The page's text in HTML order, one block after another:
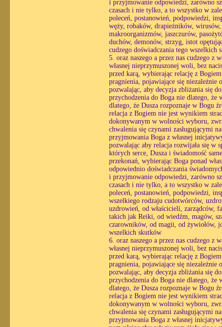
i przyjmowanie odpowiedzi, zarówno
czasach i nie tylko, a to wszystko w
poleceń, postanowień, podpowiedzi,
węży, robaków, drapieżników,
makroorganizmów, jaszczurów,
duchów, demonów, strzyg, istot
cudzego doświadczania tego wszelkich
5. oraz naszego a przez nas cudzego
własnej nieprzymuszonej woli, bez
przed karą, wybierając relację z
pragnienia, pojawiające się
pozwalając, aby decyzja zbliżania się
przychodzenia do Boga nie dlatego, że
dlatego, że Dusza rozpoznaje w Bogu
relacja z Bogiem nie jest wynikiem
dokonywanym w wolności wyboru,
chwalenia się czynami zasługującymi
przyjmowania Boga z własnej
pozwalając aby relacja rozwijała się w
których serce, Dusza i świadomość
przekonań, wybierając Boga ponad
odpowiednio doświadczania
i przyjmowanie odpowiedzi, zarówno
czasach i nie tylko, a to wszystko w
poleceń, postanowień, podpowiedzi,
wszelkiego rodzaju cudotwórców,
uzdrowień, od właścicieli,
takich jak Reiki, od wiedźm, magów,
czarowników, od magii, od żywiołów,
wszelkich skutków
6. oraz naszego a przez nas cudzego
własnej nieprzymuszonej woli, bez
przed karą, wybierając relację z
pragnienia, pojawiające się
pozwalając, aby decyzja zbliżania się
przychodzenia do Boga nie dlatego, że
dlatego, że Dusza rozpoznaje w Bogu
relacja z Bogiem nie jest wynikiem
dokonywanym w wolności wyboru,
chwalenia się czynami zasługującymi
przyjmowania Boga z własnej